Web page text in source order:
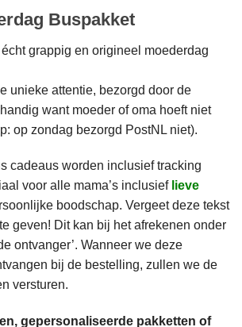
Buspakket
grappig en origineel moederdag
unieke attentie, bezorgd door de
want moeder of oma hoeft niet
op zondag bezorgd PostNL niet).
cadeaus worden inclusief tracking
voor alle mama’s inclusief lieve
boodschap. Vergeet deze tekst
geven! Dit kan bij het afrekenen onder
ontvanger’. Wanneer we deze
bij de bestelling, zullen we de
versturen.
gepersonaliseerde pakketten of